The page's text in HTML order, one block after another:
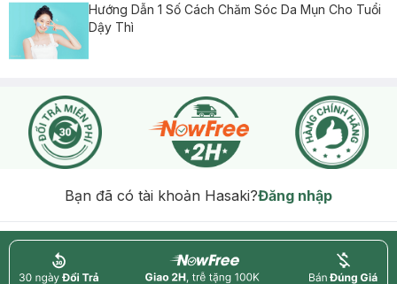
Hướng Dẫn 1 Số Cách Chăm Sóc Da Mụn Cho Tuổi
Dậy Thì
Bạn đã có tài khoản Hasaki?Đăng nhập